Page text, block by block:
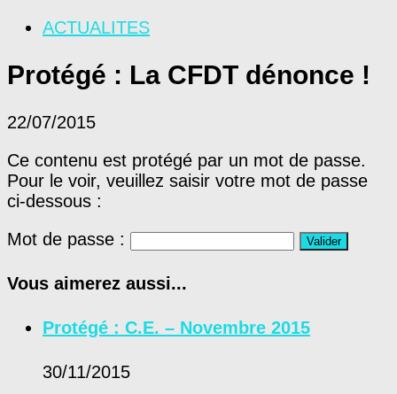
ACTUALITES
Protégé : La CFDT dénonce !
22/07/2015
Ce contenu est protégé par un mot de passe.
Pour le voir, veuillez saisir votre mot de passe
ci-dessous :
Mot de passe :
Vous aimerez aussi...
Protégé : C.E. – Novembre 2015
30/11/2015